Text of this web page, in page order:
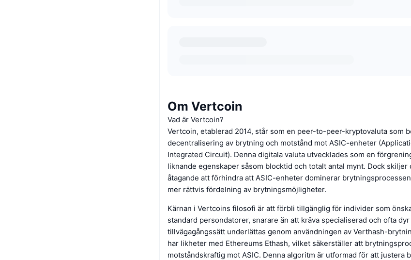
Om Vertcoin
Vad är Vertcoin?
Vertcoin, etablerad 2014, står som en peer-to-peer-kryptovaluta som
decentralisering av brytning och motstånd mot ASIC-enheter
Integrated Circuit). Denna digitala valuta utvecklades som en
liknande egenskaper såsom blocktid och totalt antal mynt. Dock skiljer
åtagande att förhindra att ASIC-enheter dominerar
mer rättvis fördelning av brytningsmöjligheter.
Kärnan i Vertcoins filosofi är att förbli tillgänglig för individer som
standard persondatorer, snarare än att kräva specialiserad och ofta
tillvägagångssätt underlättas genom användningen av Verthash-
har likheter med Ethereums Ethash, vilket säkerställer att
motståndskraftig mot ASIC. Denna algoritm är utformad för att justera